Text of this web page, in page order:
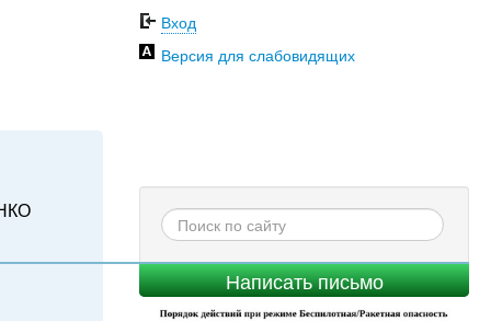
Вход
Версия для слабовидящих
Написать письмо